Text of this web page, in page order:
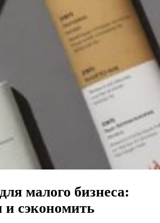
малого бизнеса:
и сэкономить